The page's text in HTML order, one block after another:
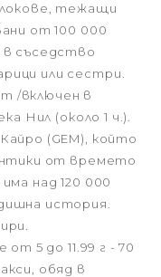
тежащи
от 100 000
в съседство
или сестри.
/включен в
Нил (около 1 ч.).
(GEM), който
от времето
над 120 000
история.
5 до 11.99 г - 70
обяд в